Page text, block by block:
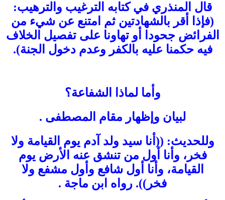
قال المنذري في كتابه الترغيب والترهيب:
(فإذا أقر بالشهادتين ثم امتنع عن شيء من
الفرائض جحودا أو تهاونا على تفصيل الخلاف
فيه حكمنا عليه بالكفر وعدم دخول الجنة).
وأما لماذا الشفاعة؟
لبيان وإظهار مقام المصطفى .
وللحديث: ((أنا سيد ولد آدم يوم القيامة ولا
فخر، وأنا أول من تنشق عنه الأرض يوم
القيامة، وأنا أول شافع وأول مشفع ولا
فخر)). رواه ابن ماجة .